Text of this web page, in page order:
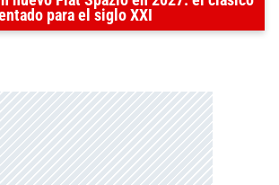
para el siglo XXI